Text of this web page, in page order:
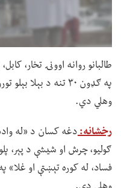
طالبانو روانه اوونۍ تخار،
په ګډون ۳۰ تنه د
وهلي دي.
رخشانه:دغه کسان د «له
ګولیو، چرش او شیشې د پېر،
فساد، له کوره تېښتې او غلا»